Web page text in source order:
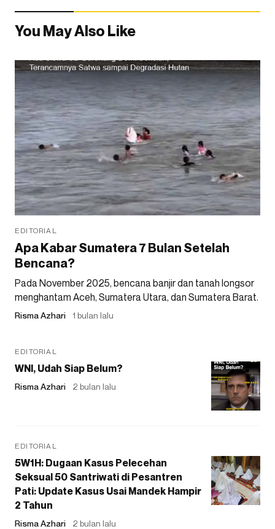
You May Also Like
EDITORIAL
Apa Kabar Sumatera 7 Bulan Setelah
Bencana?
Pada November 2025, bencana banjir dan tanah longsor
menghantam Aceh, Sumatera Utara, dan Sumatera Barat.
Risma Azhari 1 bulan lalu
EDITORIAL
WNI, Udah Siap Belum?
Risma Azhari 2 bulan lalu
EDITORIAL
5W1H: Dugaan Kasus Pelecehan
Seksual 50 Santriwati di Pesantren
Pati: Update Kasus Usai Mandek Hampir
2 Tahun
Risma Azhari 2 bulan lalu